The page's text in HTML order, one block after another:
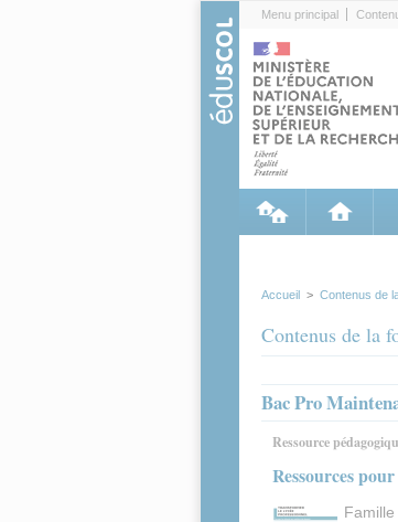
Menu principal
Accueil > Contenus de
Contenus de la
Bac Pro
Ressource
Ressources